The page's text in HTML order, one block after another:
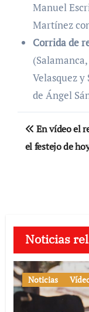
Manuel
Martínez
Corrida de
Velasquez y
de Ángel
de
En vídeo el
el festejo de
Noticias
Noticias